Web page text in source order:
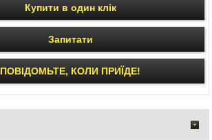
Купити в один клік
Запитати
ПОВІДОМЬТЕ, КОЛИ ПРИЇДЕ!